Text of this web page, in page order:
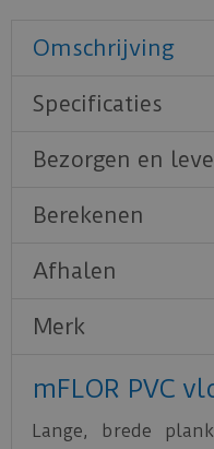
Omschrijving
Specificaties
Bezorgen en
Berekenen
Afhalen
Merk
mFLOR PVC
Lange, brede